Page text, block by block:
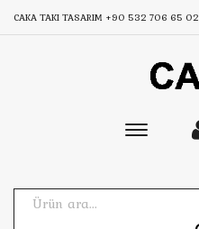
CAKA TAKI TASARIM +90 532 706 65 02
Toggle